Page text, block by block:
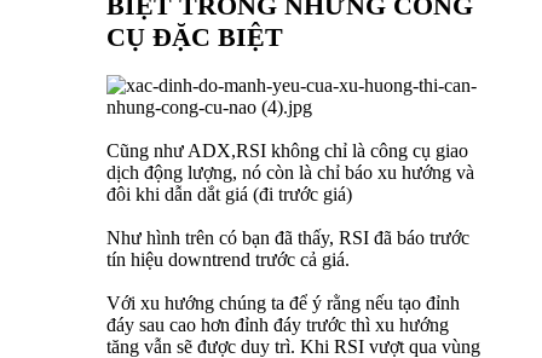
CỤ ĐẶC BIỆT
Cũng như ADX,RSI không chỉ là công cụ giao
dịch động lượng, nó còn là chỉ báo xu hướng và
đôi khi dẫn dắt giá (đi trước giá)
Như hình trên có bạn đã thấy, RSI đã báo trước
tín hiệu downtrend trước cả giá.
Với xu hướng chúng ta để ý rằng nếu tạo đỉnh
đáy sau cao hơn đỉnh đáy trước thì xu hướng
tăng vẫn sẽ được duy trì. Khi RSI vượt qua vùng